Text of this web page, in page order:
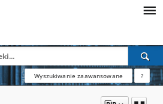
Wyszukiwanie zaawansowane ?